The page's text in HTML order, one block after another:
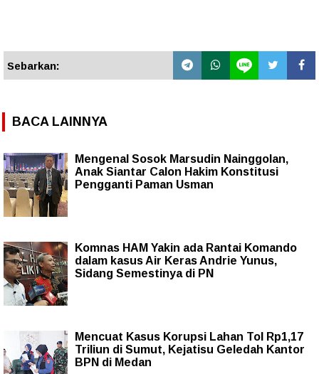
Sebarkan:
BACA LAINNYA
Mengenal Sosok Marsudin Nainggolan,
Anak Siantar Calon Hakim Konstitusi
Pengganti Paman Usman
Komnas HAM Yakin ada Rantai Komando
dalam kasus Air Keras Andrie Yunus,
Sidang Semestinya di PN
Mencuat Kasus Korupsi Lahan Tol Rp1,17
Triliun di Sumut, Kejatisu Geledah Kantor
BPN di Medan